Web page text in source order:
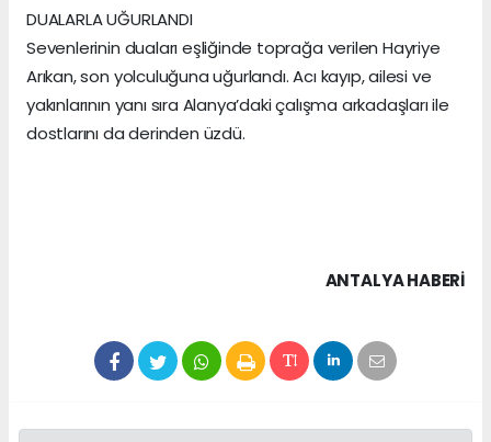
DUALARLA UĞURLANDI
Sevenlerinin duaları eşliğinde toprağa verilen Hayriye
Arıkan, son yolculuğuna uğurlandı. Acı kayıp, ailesi ve
yakınlarının yanı sıra Alanya’daki çalışma arkadaşları ile
dostlarını da derinden üzdü.
ANTALYA HABERİ